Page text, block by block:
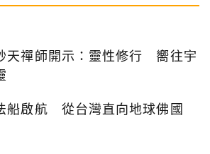
天禪師開示：靈性修行 嚮往宇
船啟航 從台灣直向地球佛國